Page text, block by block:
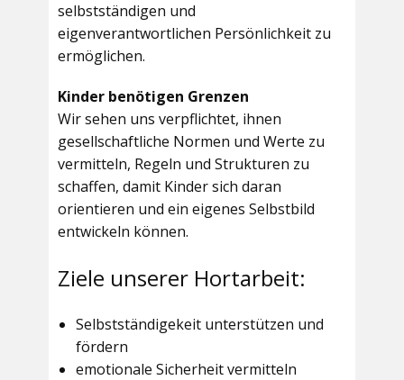
selbstständigen und
eigenverantwortlichen Persönlichkeit zu
ermöglichen.
Kinder benötigen Grenzen
Wir sehen uns verpflichtet, ihnen
gesellschaftliche Normen und Werte zu
vermitteln, Regeln und Strukturen zu
schaffen, damit Kinder sich daran
orientieren und ein eigenes Selbstbild
entwickeln können.
Ziele unserer Hortarbeit:
Selbstständigekeit unterstützen und
fördern
emotionale Sicherheit vermitteln